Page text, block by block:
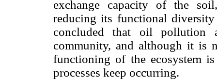
exchange capacity of the
reducing its functional
concluded that oil pollution
community, and although it is
functioning of the ecosystem
processes keep occurring.